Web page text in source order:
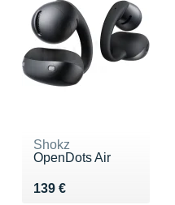
Shokz
OpenDots Air
139 €
Vendu 139 €